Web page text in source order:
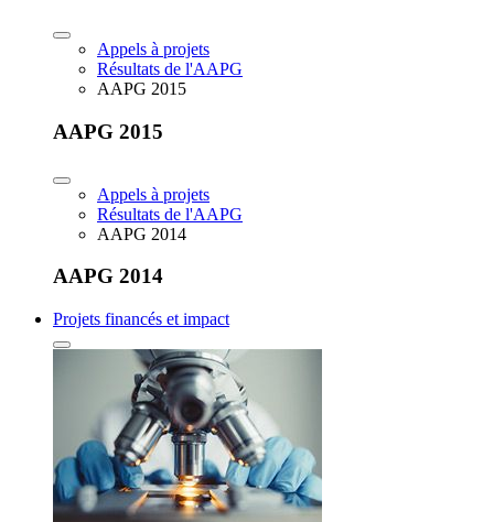
Appels à projets
Résultats de l'AAPG
AAPG 2015
AAPG 2015
Appels à projets
Résultats de l'AAPG
AAPG 2014
AAPG 2014
Projets financés et impact